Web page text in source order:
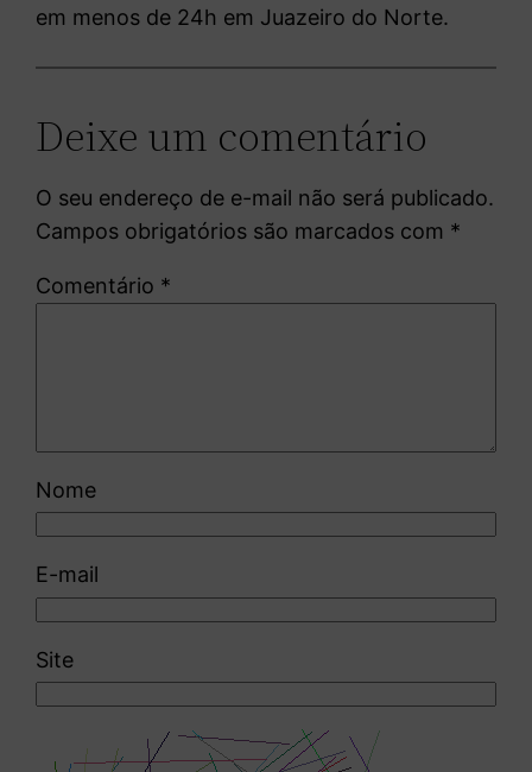
em menos de 24h em Juazeiro do Norte.
Deixe um comentário
O seu endereço de e-mail não será publicado.
Campos obrigatórios são marcados com *
Comentário *
Nome
E-mail
Site